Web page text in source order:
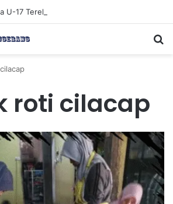
roti cilacap